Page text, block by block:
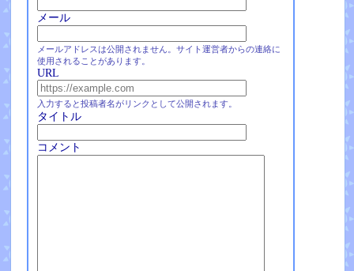
メール
メールアドレスは公開されません。サイト運営者からの連絡に
使用されることがあります。
URL
入力すると投稿者名がリンクとして公開されます。
タイトル
コメント